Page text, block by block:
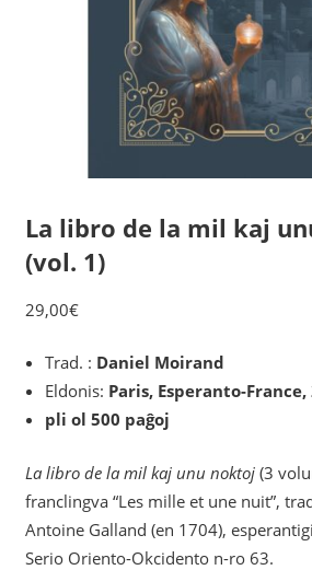
La libro de la mil kaj
(vol. 1)
29,00€
Trad. : Daniel Moirand
Eldonis: Paris, Esperanto-France,
pli ol 500 paĝoj
La libro de la mil kaj unu noktoj(3
franclingva “Les mille et une nuit”,
Antoine Galland (en 1704),
Serio Oriento-Okcidento n-ro 63.